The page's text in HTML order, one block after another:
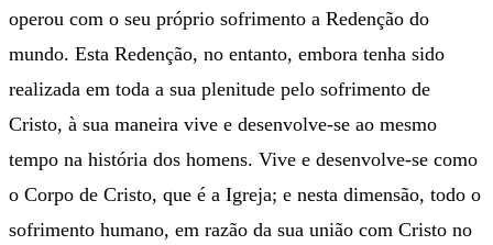
operou com o seu próprio sofrimento a Redenção do
mundo. Esta Redenção, no entanto, embora tenha sido
realizada em toda a sua plenitude pelo sofrimento de
Cristo, à sua maneira vive e desenvolve-se ao mesmo
tempo na história dos homens. Vive e desenvolve-se como
o Corpo de Cristo, que é a Igreja; e nesta dimensão, todo o
sofrimento humano, em razão da sua união com Cristo no